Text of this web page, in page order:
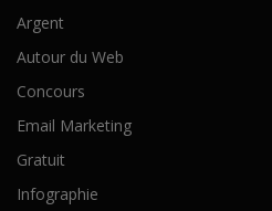
Argent
Autour du Web
Concours
Email Marketing
Gratuit
Infographie